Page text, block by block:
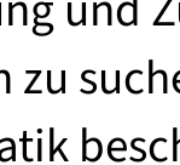
zu